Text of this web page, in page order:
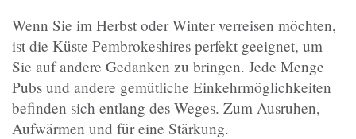
Wenn Sie im Herbst oder Winter verreisen möchten,
ist die Küste Pembrokeshires perfekt geeignet, um
Sie auf andere Gedanken zu bringen. Jede Menge
Pubs und andere gemütliche Einkehrmöglichkeiten
befinden sich entlang des Weges. Zum Ausruhen,
Aufwärmen und für eine Stärkung.